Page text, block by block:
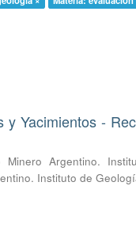
y Yacimientos -
Minero Argentino.
Instituto de